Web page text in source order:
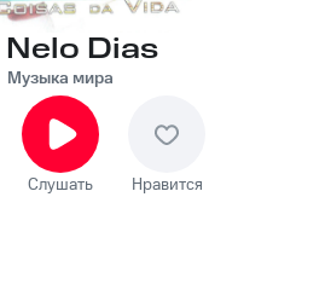
Nelo Dias
Музыка мира
Слушать Нравится